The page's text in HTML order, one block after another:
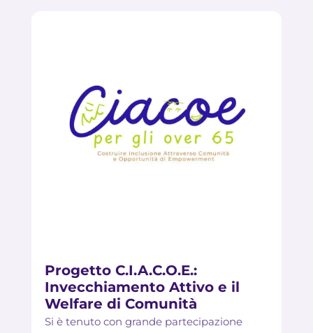
Progetto C.I.A.C.O.E.:
Invecchiamento Attivo e il
Welfare di Comunità
Si è tenuto con grande partecipazione